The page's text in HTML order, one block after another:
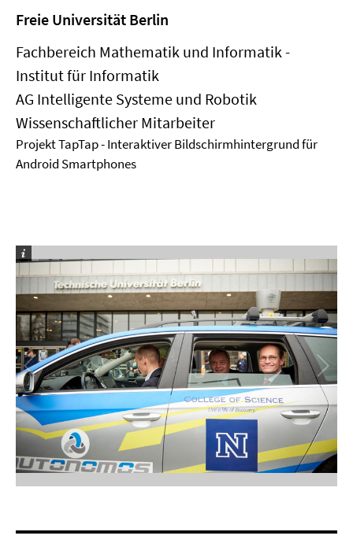
Freie Universität Berlin
Fachbereich Mathematik und Informatik -
Institut für Informatik
AG Intelligente Systeme und Robotik
Wissenschaftlicher Mitarbeiter
Projekt TapTap - Interaktiver Bildschirmhintergrund für
Android Smartphones